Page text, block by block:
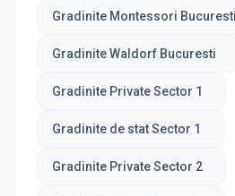
Gradinite Montessori Bucuresti
Gradinite Waldorf Bucuresti
Gradinite Private Sector 1
Gradinite de stat Sector 1
Gradinite Private Sector 2